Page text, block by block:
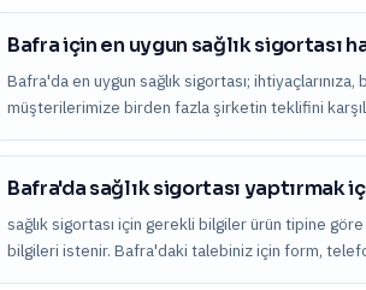
Bafra için en uygun sağlık sigortası
Bafra'da en uygun sağlık sigortası;
müşterilerimize birden fazla şirketin teklifini
Bafra'da sağlık sigortası yaptırmak
sağlık sigortası için gerekli bilgiler ürün tipine
bilgileri istenir. Bafra'daki talebiniz için form,